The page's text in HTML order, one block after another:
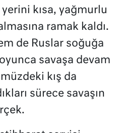
kısa, yağmurlu
ramak kaldı.
de Ruslar soğuğa
savaşa devam
kış da
sürece savaşın